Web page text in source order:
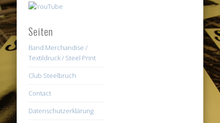
Seiten
Band Merchandise /
Textildruck / Steel Print
Club Steelbruch
Contact
Datenschutzerklärung